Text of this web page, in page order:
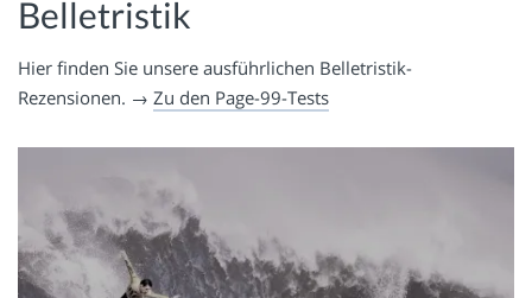
Belletristik
Hier finden Sie unsere ausführlichen Belletristik-
Rezensionen. → Zu den Page-99-Tests